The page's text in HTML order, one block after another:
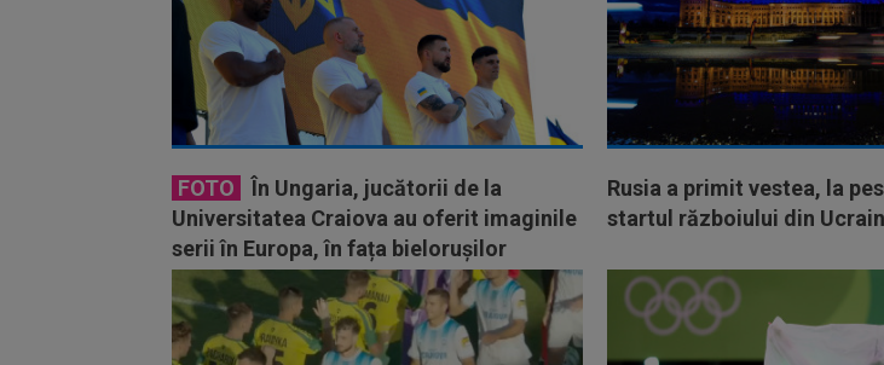
FOTO
În Ungaria, jucătorii de la
Universitatea Craiova au oferit imaginile
serii în Europa, în fața bielorușilor
Rusia a primit vestea, la
startul războiului din